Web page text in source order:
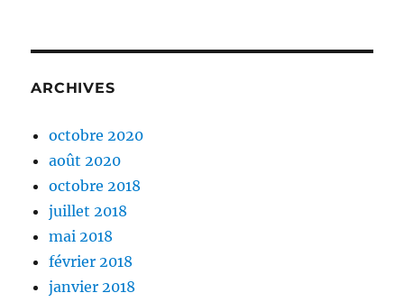
ARCHIVES
octobre 2020
août 2020
octobre 2018
juillet 2018
mai 2018
février 2018
janvier 2018